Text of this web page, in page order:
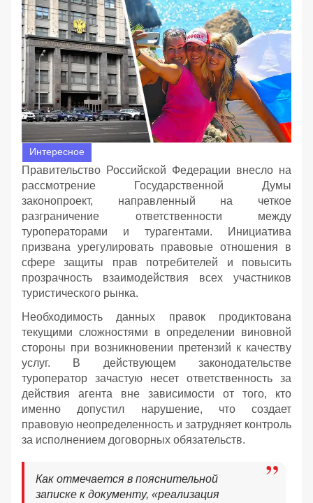
Интересное
Правительство Российской Федерации внесло на
рассмотрение Государственной Думы
законопроект, направленный на четкое
разграничение ответственности между
туроператорами и турагентами. Инициатива
призвана урегулировать правовые отношения в
сфере защиты прав потребителей и повысить
прозрачность взаимодействия всех участников
туристического рынка.
Необходимость данных правок продиктована
текущими сложностями в определении виновной
стороны при возникновении претензий к качеству
услуг. В действующем законодательстве
туроператор зачастую несет ответственность за
действия агента вне зависимости от того, кто
именно допустил нарушение, что создает
правовую неопределенность и затрудняет контроль
за исполнением договорных обязательств.
Как отмечается в пояснительной
записке к документу, «реализация